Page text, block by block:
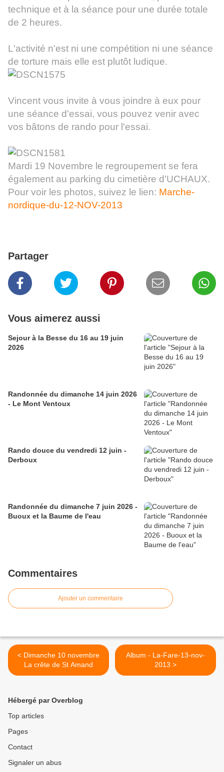
technique et à la séance pour une durée totale
de 2 heures.
L'activité n'est ni une compétition ni une séance
de torture mais elle est plutôt ludique.
Vincent vous invite à vous joindre à eux pour
une séance d'essai, vous pouvez venir avec
vos bâtons de rando pour l'essai.
Mardi 19 Novembre le regroupement se fera
également au parking du cimetière d'UCHAUX.
Pour voir les photos, suivez le lien: Marche-
nordique-du-12-NOV-2013
Partager
Vous aimerez aussi
Sejour à la Besse du 16 au 19 juin
2026
Randonnée du dimanche 14 juin 2026
- Le Mont Ventoux
Rando douce du vendredi 12 juin -
Derboux
Randonnée du dimanche 7 juin 2026 -
Buoux et la Baume de l'eau
Commentaires
Ajouter un commentaire
< Dimanche 10 novembre
La crête de St Amand
Album - La-Fare-13-nov-
2013 >
Hébergé par Overblog
Top articles
Pages
Contact
Signaler un abus